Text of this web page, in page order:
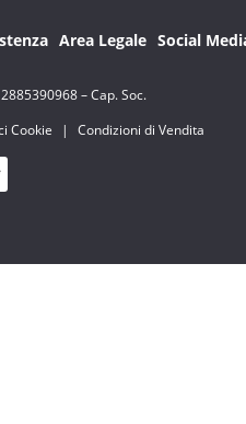
Area Legale Social
– Cap. Soc.
Cookie |
Condizioni di Vendita